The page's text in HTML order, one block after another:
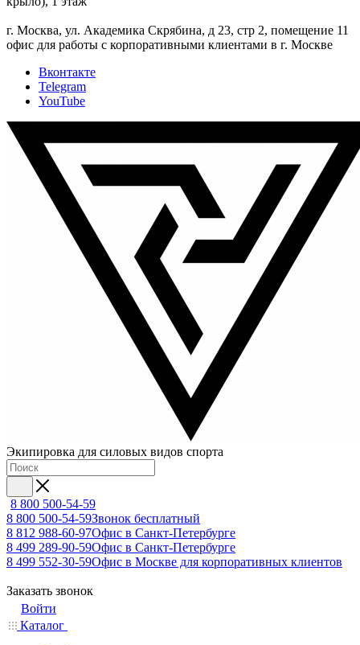
г. Москва, ул. Академика Скрябина, д 23, стр 2, помещение 11
офис для работы с корпоративными клиентами в г. Москве
Вконтакте
Telegram
YouTube
Экипировка для силовых видов спорта
8 800 500-54-59
8 800 500-54-59Звонок бесплатный
8 812 988-60-97Офис в Санкт-Петербурге
8 499 289-90-59Офис в Санкт-Петербурге
8 499 552-30-59Офис в Москве для корпоративных клиентов
Заказать звонок
Войти
Каталог